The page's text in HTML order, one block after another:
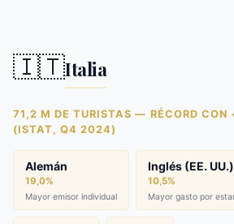
🇮🇹Italia
71,2 M DE TURISTAS — RÉCORD CON
(ISTAT, Q4 2024)
Alemán
19,0%
Mayor emisor individual
Inglés (EE. UU.)
10,5%
Mayor gasto por